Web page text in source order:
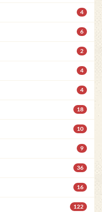
4
6
2
4
4
18
10
9
36
16
122